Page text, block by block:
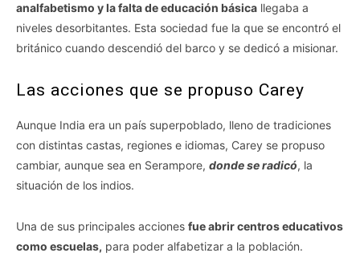
analfabetismo y la falta de educación básica llegaba a
niveles desorbitantes. Esta sociedad fue la que se encontró el
británico cuando descendió del barco y se dedicó a misionar.
Las acciones que se propuso Carey
Aunque India era un país superpoblado, lleno de tradiciones
con distintas castas, regiones e idiomas, Carey se propuso
cambiar, aunque sea en Serampore, donde se radicó, la
situación de los indios.
Una de sus principales acciones fue abrir centros educativos
como escuelas, para poder alfabetizar a la población.